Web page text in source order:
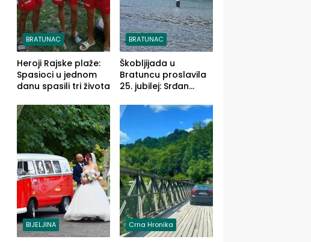
BRATUNAC
Heroji Rajske plaže:
Spasioci u jednom
danu spasili tri života
BRATUNAC
Škobljijada u
Bratuncu proslavila
25. jubilej: Srđan
ulovom od 2.040
grama (FOTO)
BIJELJINA Crna Hronika